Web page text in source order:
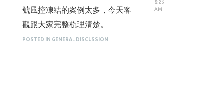
使用者、同時兼顧划算與帳號安
全的儲值方式。綜合比較各類管
額，不存在匯率溢價、跨境加急
費，長期對比同類平台開銷明顯
更低，隨時充值都划算，不用耗
不要频繁切换网络IP
平时刷抖音、海外充值尽量固
定家用宽带，不要来回切公共
求選擇紅豆面值、或是包月 / 包
季克拉貴族方案。
步驟 3：填寫充值資訊
are not physically located in
the US, trusted cross-border
recharge platforms are the
標示選購即可；實際結帳價格以
平台會員價為準。
備註：中國區卡密長期享有專屬
號風控凍結的案例太多，今天客
觀跟大家完整梳理清楚。
一、為什麼說這家管道足夠安全
POSTED IN GENERAL DISCUSSION
8:26
AM